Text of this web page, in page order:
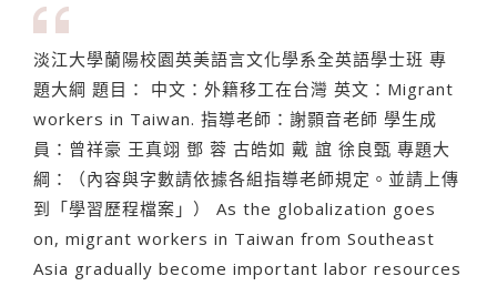
淡江大學蘭陽校園英美語言文化學系全英語學士班 專
題大綱 題目： 中文：外籍移工在台灣 英文：Migrant
workers in Taiwan. 指導老師：謝顥音老師 學生成
員：曾祥豪 王真翊 鄧 蓉 古皓如 戴 誼 徐良甄 專題大
綱：（內容與字數請依據各組指導老師規定。並請上傳
到「學習歷程檔案」） As the globalization goes
on, migrant workers in Taiwan from Southeast
Asia gradually become important labor resources